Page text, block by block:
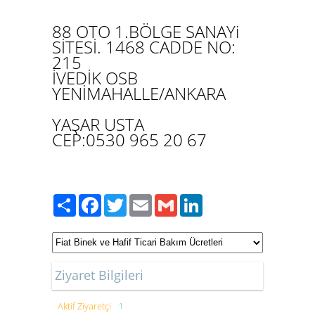
88 OTO 1.BÖLGE SANAYi
SİTESİ. 1468 CADDE NO:
215
İVEDİK OSB
YENİMAHALLE/ANKARA
YAŞAR USTA
CEP:0530 965 20 67
PaylaşFacebook
TwitterEmailGmail
Ziyaret Bilgileri
Aktif Ziyaretçi 1